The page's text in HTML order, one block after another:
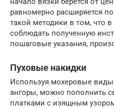
равномерно расширяется
такой методики в том, что
соблюдать полученную
пошаговые указания,
Пуховые накидки
Используя мохеровые
ангоры, можно пополнить
платками с изящным